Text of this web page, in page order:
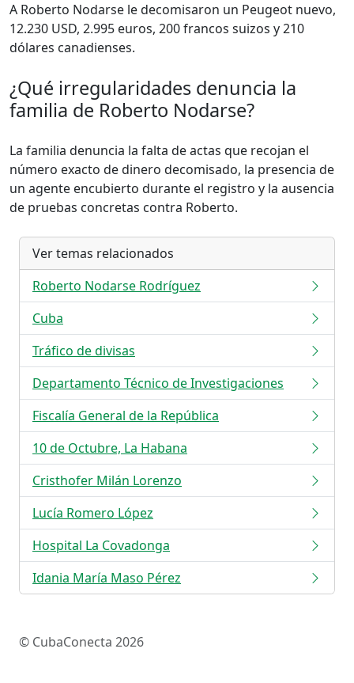
A Roberto Nodarse le decomisaron un Peugeot nuevo,
12.230 USD, 2.995 euros, 200 francos suizos y 210
dólares canadienses.
¿Qué irregularidades denuncia la
familia de Roberto Nodarse?
La familia denuncia la falta de actas que recojan el
número exacto de dinero decomisado, la presencia de
un agente encubierto durante el registro y la ausencia
de pruebas concretas contra Roberto.
Ver temas relacionados
Roberto Nodarse Rodríguez
Cuba
Tráfico de divisas
Departamento Técnico de Investigaciones
Fiscalía General de la República
10 de Octubre, La Habana
Cristhofer Milán Lorenzo
Lucía Romero López
Hospital La Covadonga
Idania María Maso Pérez
© CubaConecta 2026